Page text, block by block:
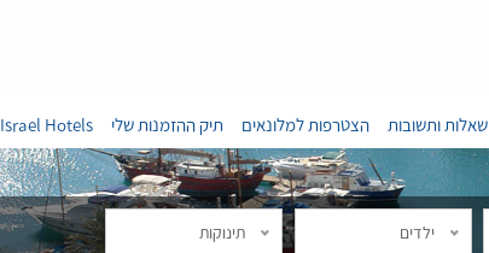
שאלות ותשובות הצטרפות למלונאים תיק ההזמנות שלי Israel Hotels
ילדים תינוקות